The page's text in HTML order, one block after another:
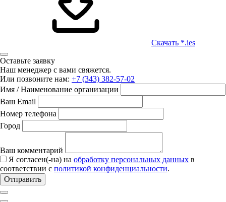
Скачать *.ies
Оставьте заявку
Наш менеджер с вами свяжется.
Или позвоните нам: +7 (343) 382-57-02
Имя / Наименование организации
Ваш Email
Номер телефона
Город
Ваш комментарий
Я согласен(-на) на обработку персональных данных в
соответствии с политикой конфиденциальности.
Отправить